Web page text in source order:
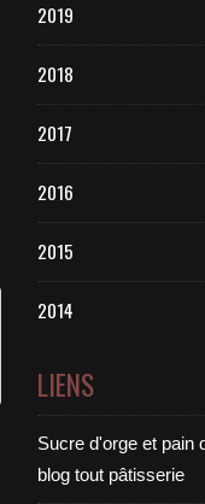
2019
2018
2017
2016
2015
2014
LIENS
Sucre d'orge et pain
blog tout pâtisserie